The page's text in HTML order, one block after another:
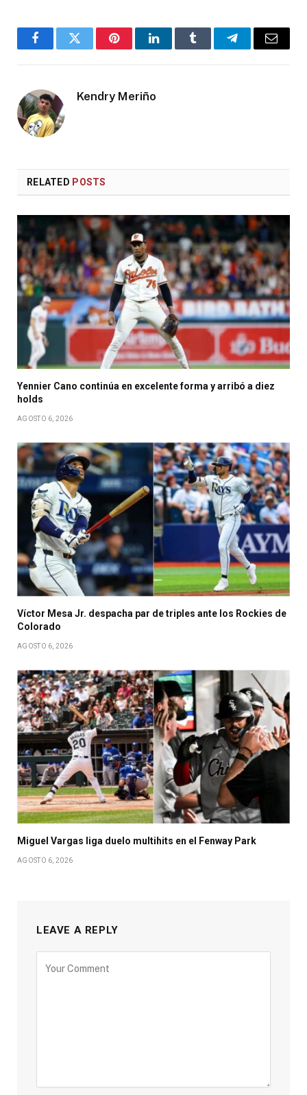
FacebookTwitter PinterestLinkedInTumblr TelegramEmail
Kendry Meriño
RELATED POSTS
Yennier Cano continúa en excelente forma y arribó a diez
holds
AGOSTO 6, 2026
Víctor Mesa Jr. despacha par de triples ante los Rockies de
Colorado
AGOSTO 6, 2026
Miguel Vargas liga duelo multihits en el Fenway Park
AGOSTO 6, 2026
LEAVE A REPLY